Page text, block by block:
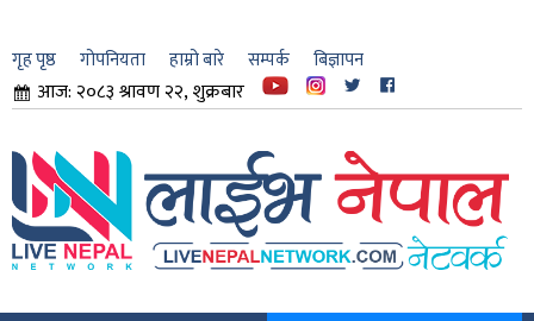
गृह पृष्ठ गोपनियता हाम्रो बारे सम्पर्क बिज्ञापन
आज: २०८३ श्रावण २२, शुक्रबार